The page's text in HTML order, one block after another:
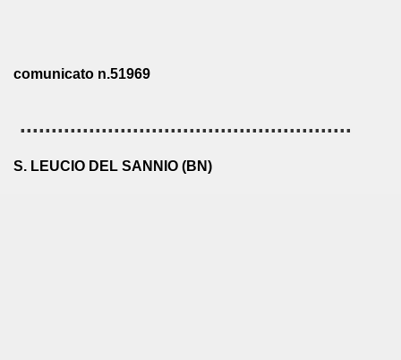
comunicato n.51969
.....................................................
S. LEUCIO DEL SANNIO (BN)